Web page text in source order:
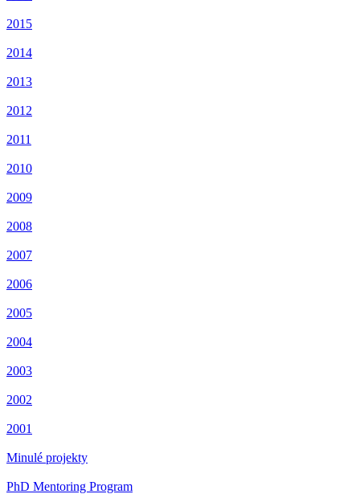
2015
2014
2013
2012
2011
2010
2009
2008
2007
2006
2005
2004
2003
2002
2001
Minulé projekty
PhD Mentoring Program